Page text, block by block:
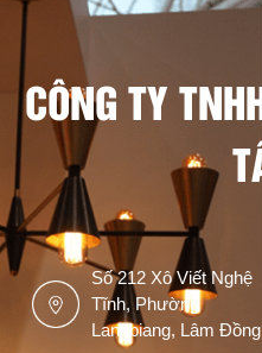
CÔNG TY
Số 212 Xô Viết Nghệ
Tĩnh, Phường
Langbiang, Lâm Đồng